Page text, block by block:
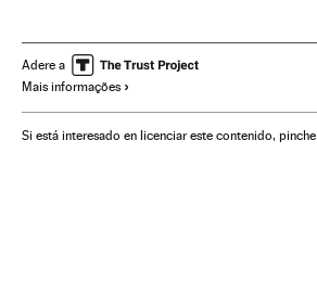
Estética corporal Courtney Cox Arquette
Jennifer Aniston
David Schwimmer Matthew Perry ICON
Adere a
Mais informações
Si está interesado en licenciar este contenido, pinche